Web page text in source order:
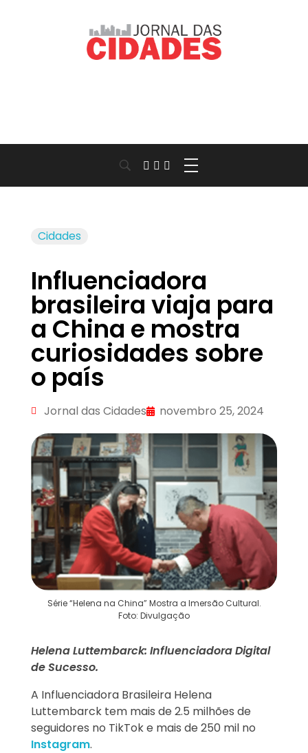
Cidades
Influenciadora
brasileira viaja para
a China e mostra
curiosidades sobre
o país
Jornal das Cidades novembro 25, 2024
Série “Helena na China” Mostra a Imersão Cultural.
Foto: Divulgação
Helena Luttembarck: Influenciadora Digital
de Sucesso.
A Influenciadora Brasileira Helena
Luttembarck tem mais de 2.5 milhões de
seguidores no TikTok e mais de 250 mil no
Instagram.